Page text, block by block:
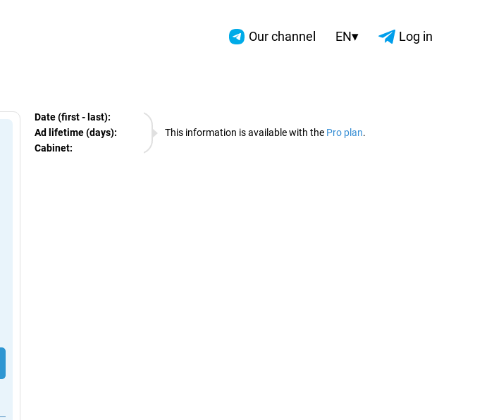
Our channel EN▾ Log in
This information is available with the Pro plan.
Date (first - last):
06.08.2026
Ad lifetime (days):
Cabinet:
EURO